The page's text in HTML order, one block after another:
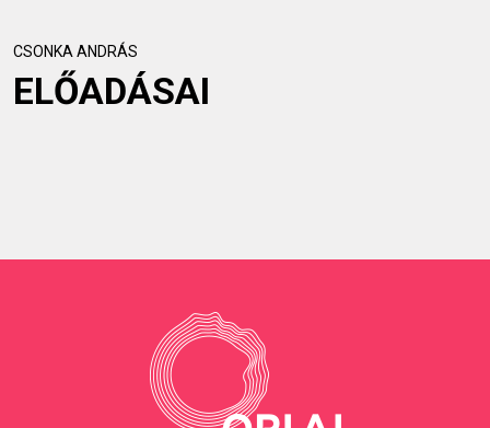
CSONKA ANDRÁS
ELŐADÁSAI